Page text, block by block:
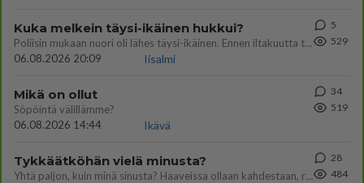
Kuka melkein täysi-ikäinen hukkui?
Poliisin mukaan nuori oli lähes täysi-ikäinen. Ennen iltakuutta tulleen ilmoituksen mukaan ihminen oli joutunut mahdoll
06.08.2026 20:09
Iisalmi
5
529
Mikä on ollut
Söpöintä välillämme?
06.08.2026 14:44
Ikävä
34
519
Tykkäätköhän vielä minusta?
Yhtä paljon, kuin minä sinusta? Haaveissa ollaan kahdestaan, rauhassa ja lähennytään fyysisesti ja tutustutaan syvemmin
28
484